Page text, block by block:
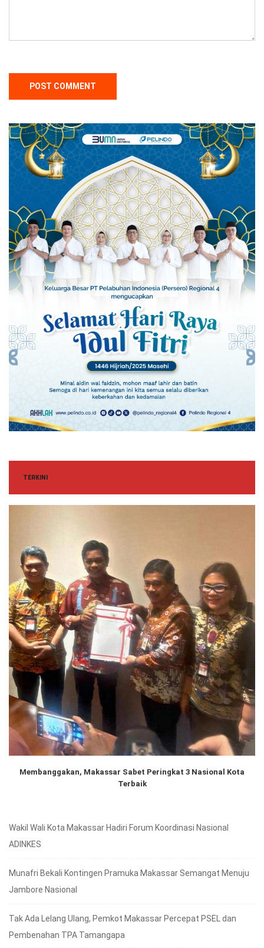
TERKINI
Membanggakan, Makassar Sabet Peringkat 3 Nasional Kota
Terbaik
Wakil Wali Kota Makassar Hadiri Forum Koordinasi Nasional
ADINKES
Munafri Bekali Kontingen Pramuka Makassar Semangat Menuju
Jambore Nasional
Tak Ada Lelang Ulang, Pemkot Makassar Percepat PSEL dan
Pembenahan TPA Tamangapa